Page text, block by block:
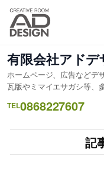
内
を
キ
ッ
プ
有限会社アドデ
ホームページ、広告などデ
瓦版やミマイエサガシ等、
TEL0868227607
記